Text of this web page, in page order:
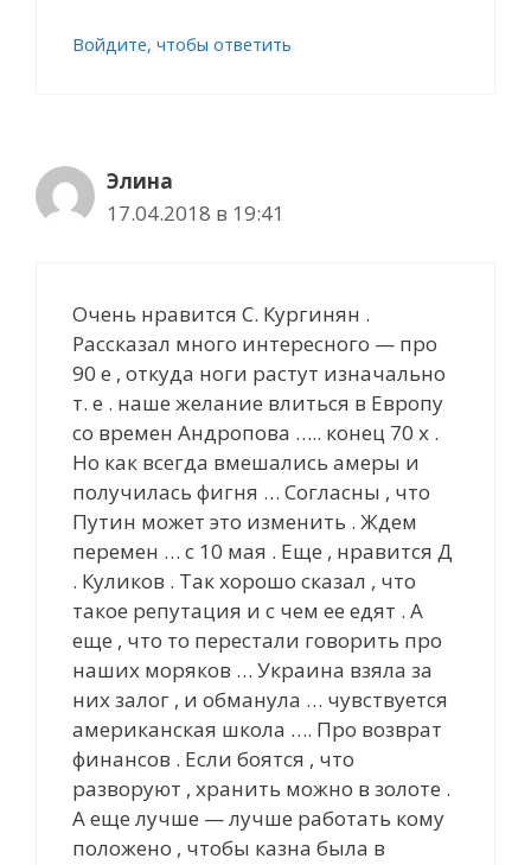
Войдите, чтобы ответить
Элина
17.04.2018 в 19:41
Очень нравится С. Кургинян .
Рассказал много интересного — про
90 е , откуда ноги растут изначально
т. е . наше желание влиться в Европу
cо времен Андропова ….. конец 70 х .
Но как всегда вмешались амеры и
получилась фигня … Cогласны , что
Путин может это изменить . Ждем
перемен … c 10 мая . Еще , нравится Д
. Куликов . Так хорошо сказал , что
такое репутация и с чем ее едят . А
еще , что то перестали говорить про
наших моряков … Украина взяла за
них залог , и обманула … чувствуется
американская школа …. Про возврат
финансов . Если боятся , что
разворуют , хранить можно в золоте .
А еще лучше — лучше работать кому
положено , чтобы казна была в